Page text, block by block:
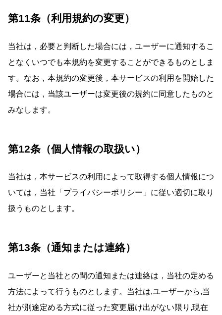
第11条（利用規約の変更）
当社は，必要と判断した場合には，ユーザーに通知するこ
となくいつでも本規約を変更することができるものとしま
す。なお，本規約の変更後，本サービスの利用を開始した
場合には，当該ユーザーは変更後の規約に同意したものと
みなします。
第12条（個人情報の取扱い）
当社は，本サービスの利用によって取得する個人情報につ
いては，当社「プライバシーポリシー」に従い適切に取り
扱うものとします。
第13条（通知または連絡）
ユーザーと当社との間の通知または連絡は，当社の定める
方法によって行うものとします。当社は,ユーザーから,当
社が別途定める方式に従った変更届け出がない限り,現在